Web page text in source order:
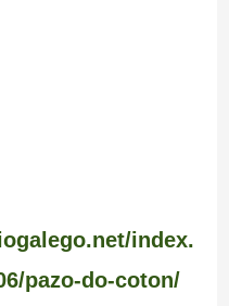
index.
pazo-do-coton/